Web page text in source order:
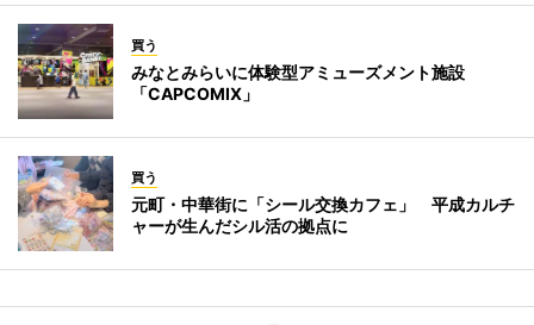
買う
みなとみらいに体験型アミューズメント施設
「CAPCOMIX」
買う
元町・中華街に「シール交換カフェ」 平成カルチ
ャーが生んだシル活の拠点に